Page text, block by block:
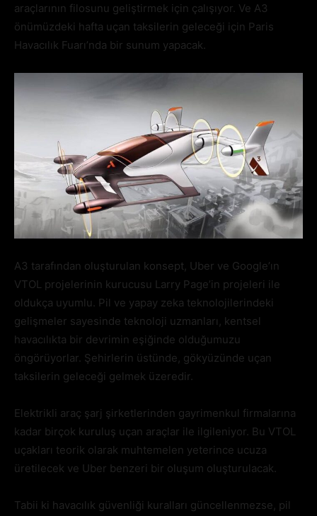
araçlarının filosunu geliştirmek için çalışıyor. Ve A3
önümüzdeki hafta uçan taksilerin geleceği için Paris
Havacılık Fuarı’nda bir sunum yapacak.
A3 tarafından oluşturulan konsept, Uber ve Google’ın
VTOL projelerinin kurucusu Larry Page’in projeleri ile
oldukça uyumlu. Pil ve yapay zeka teknolojilerindeki
gelişmeler sayesinde teknoloji uzmanları, kentsel
havacılıkta bir devrimin eşiğinde olduğumuzu
öngörüyorlar. Şehirlerin üstünde, gökyüzünde uçan
taksilerin geleceği gelmek üzeredir.
Elektrikli araç şarj şirketlerinden gayrimenkul firmalarına
kadar birçok kuruluş uçan araçlar ile ilgileniyor. Bu VTOL
uçakları teorik olarak muhtemelen yeterince ucuza
üretilecek ve Uber benzeri bir oluşum oluşturulacak.
Tabii ki havacılık güvenliği kuralları güncellenmezse, pil